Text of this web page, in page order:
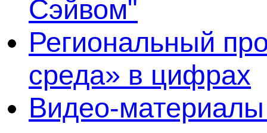
Сэйвом"
Региональный
среда» в цифрах
Видео-